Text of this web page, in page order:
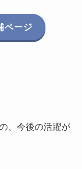
ページ
、今後の活躍が